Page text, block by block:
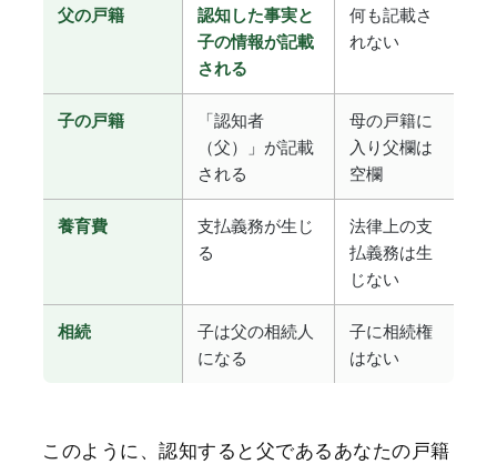
父の戸籍
認知した事実と
子の情報が記載
される
何も記載さ
れない
子の戸籍
「認知者
（父）」が記載
される
母の戸籍に
入り父欄は
空欄
養育費
支払義務が生じ
る
法律上の支
払義務は生
じない
相続
子は父の相続人
になる
子に相続権
はない
このように、認知すると父であるあなたの戸籍